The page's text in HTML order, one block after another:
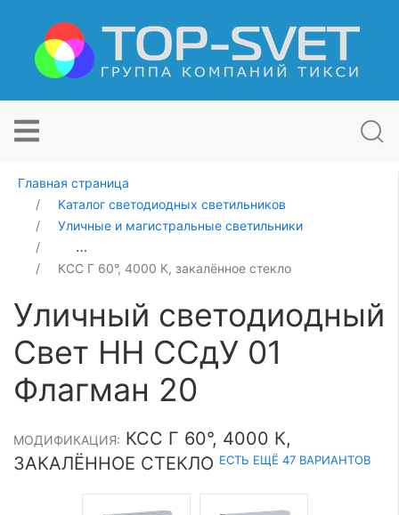
Главная страница
Каталог светодиодных светильников
Уличные и магистральные светильники
Уличный светодиодный Свет НН ССдУ 01 Флагман 20
КСС Г 60°, 4000 К, закалённое стекло
Уличный светодиодный
Свет НН ССдУ 01
Флагман 20
МОДИФИКАЦИЯ: КСС Г 60°, 4000 К,
ЗАКАЛЁННОЕ СТЕКЛО ЕСТЬ ЕЩЁ 47 ВАРИАНТОВ